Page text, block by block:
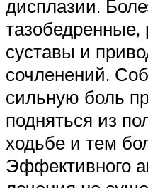
дисплазии.
суставы и
сочленений.
сильную боль
подняться из
ходьбе и тем
Эффективного